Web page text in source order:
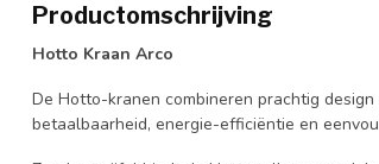
Productomschrijving
Hotto Kraan Arco
De Hotto-kranen combineren prachtig
betaalbaarheid, energie-efficiëntie en